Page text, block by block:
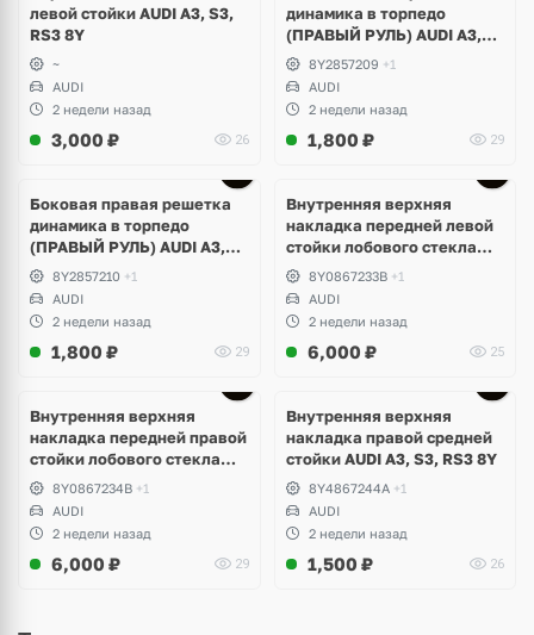
левой стойки AUDI A3, S3,
RS3 8Y
~
AUDI
2 недели назад
3,000 ₽ 26
динамика в торпедо
(ПРАВЫЙ РУЛЬ) AUDI A3,
S3, RS3 8Y
8Y2857209 +1
AUDI
2 недели назад
1,800 ₽ 29
Боковая правая решетка
динамика в торпедо
(ПРАВЫЙ РУЛЬ) AUDI A3,
S3, RS3 8Y
8Y2857210 +1
AUDI
2 недели назад
1,800 ₽ 29
Внутренняя верхняя
накладка передней левой
стойки лобового стекла
AUDI A3, S3, RS3 8Y
8Y0867233B +1
AUDI
2 недели назад
6,000 ₽ 25
Внутренняя верхняя
накладка передней правой
стойки лобового стекла
AUDI A3, S3, RS3 8Y
8Y0867234B +1
AUDI
2 недели назад
6,000 ₽ 29
Внутренняя верхняя
накладка правой средней
стойки AUDI A3, S3, RS3 8Y
8Y4867244A +1
AUDI
2 недели назад
1,500 ₽ 26